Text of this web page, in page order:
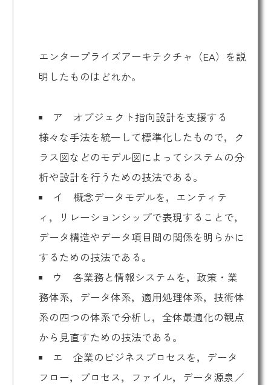
エンタープライズアーキテクチャ（EA）を説
明したものはどれか。
ア オブジェクト指向設計を支援する
様々な手法を統一して標準化したもので，ク
ラス図などのモデル図によってシステムの分
析や設計を行うための技法である。
イ 概念データモデルを，エンティテ
ィ，リレーションシップで表現することで，
データ構造やデータ項目間の関係を明らかに
するための技法である。
ウ 各業務と情報システムを，政策・業
務体系，データ体系，適用処理体系，技術体
系の四つの体系で分析し，全体最適化の観点
から見直すための技法である。
エ 企業のビジネスプロセスを，データ
フロー，プロセス，ファイル，データ源泉／